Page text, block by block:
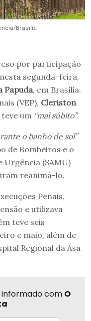
Brasília
por participação
segunda-feira,
Papuda, em Brasília.
(VEP), Cleriston
um “mal súbito”.
o banho de sol”
de Bombeiros e o
Urgência (SAMU)
reanimá-lo.
Penais,
e utilizava
teve seis
e maio, além de
Regional da Asa
com O